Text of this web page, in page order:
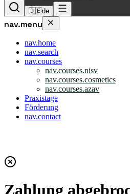
🇩🇪de
nav.menu
nav.home
nav.search
nav.courses
nav.courses.nisv
nav.courses.cosmetics
nav.courses.azav
Praxistage
Förderung
nav.contact
Zahlung